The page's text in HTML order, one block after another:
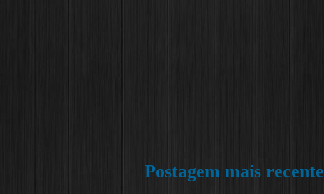
Postagem mais recente